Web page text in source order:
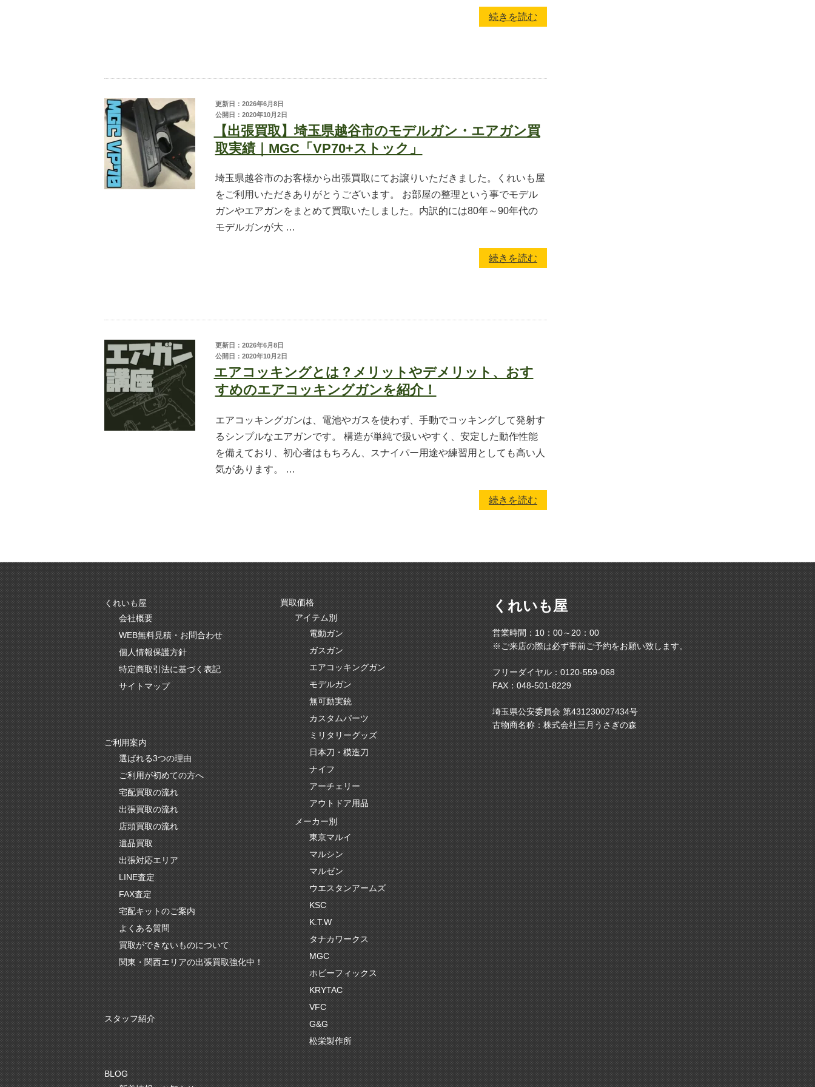
続きを読む
更新日：2026年6月8日
公開日：2020年10月2日
【出張買取】埼玉県越谷市のモデルガン・エアガン買
取実績｜MGC「VP70+ストック」
埼玉県越谷市のお客様から出張買取にてお譲りいただきました。くれいも屋
をご利用いただきありがとうございます。 お部屋の整理という事でモデル
ガンやエアガンをまとめて買取いたしました。内訳的には80年～90年代の
モデルガンが大 …
続きを読む
更新日：2026年6月8日
公開日：2020年10月2日
エアコッキングとは？メリットやデメリット、おす
すめのエアコッキングガンを紹介！
エアコッキングガンは、電池やガスを使わず、手動でコッキングして発射す
るシンプルなエアガンです。 構造が単純で扱いやすく、安定した動作性能
を備えており、初心者はもちろん、スナイパー用途や練習用としても高い人
気があります。 …
続きを読む
くれいも屋
会社概要
WEB無料見積・お問合わせ
個人情報保護方針
特定商取引法に基づく表記
サイトマップ
買取価格
アイテム別
電動ガン
ガスガン
エアコッキングガン
モデルガン
無可動実銃
カスタムパーツ
ミリタリーグッズ
日本刀・模造刀
ナイフ
アーチェリー
アウトドア用品
メーカー別
東京マルイ
マルシン
マルゼン
ウエスタンアームズ
KSC
K.T.W
タナカワークス
MGC
ホビーフィックス
KRYTAC
VFC
G&G
松栄製作所
ご利用案内
選ばれる3つの理由
ご利用が初めての方へ
宅配買取の流れ
出張買取の流れ
店頭買取の流れ
遺品買取
出張対応エリア
LINE査定
FAX査定
宅配キットのご案内
よくある質問
買取ができないものについて
関東・関西エリアの出張買取強化中！
スタッフ紹介
BLOG
くれいも屋
営業時間：10：00～20：00
※ご来店の際は必ず事前ご予約をお願い致します。
フリーダイヤル：0120-559-068
FAX：048-501-8229
埼玉県公安委員会 第431230027434号
古物商名称：株式会社三月うさぎの森